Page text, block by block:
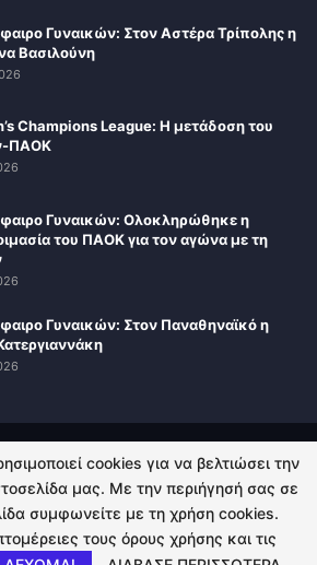
Γυναικών: Στον Αστέρα Τρίπολης η
Βασιλούνη
Champions League: Η μετάδοση του
ΠΑΟΚ
Γυναικών: Ολοκληρώθηκε η
του ΠΑΟΚ για τον αγώνα με τη
Γυναικών: Στον Παναθηναϊκό η
ΑΠΟΡΡΗΤΟΥ ΕΠΙΚΟΙΝΩΝΙΑ
All Rights Reserved.
cookies για να βελτιώσει την
μας. Με την περιήγησή σας σε
συμφωνείτε με τη χρήση cookies.
τους όρους χρήσης και τις